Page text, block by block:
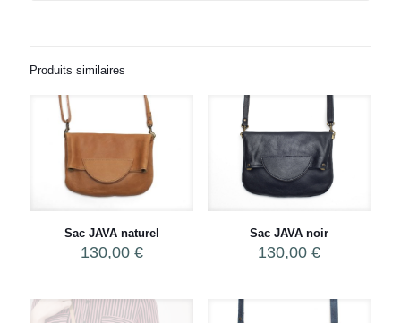
Produits similaires
Sac JAVA naturel
130,00 €
Sac JAVA noir
130,00€